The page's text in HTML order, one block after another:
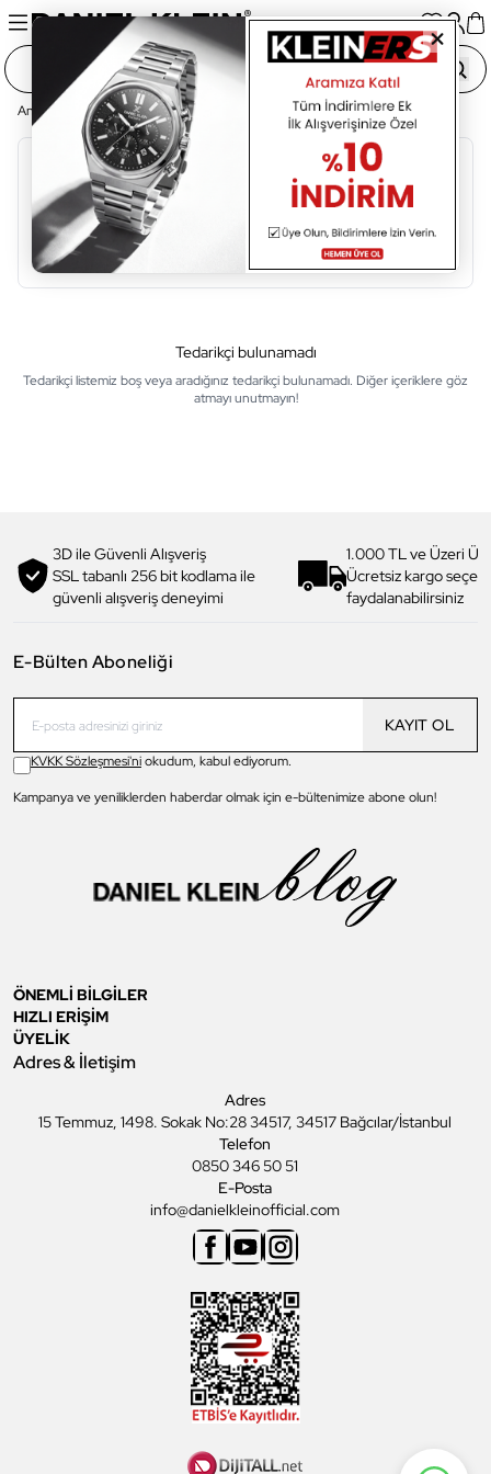
Ana Sayfa Tedarikçi Listesi
Alfabetik Sıralama
A B C F G H I
Tedarikçi bulunamadı
Tedarikçi listemiz boş veya aradığınız tedarikçi bulunamadı. Diğer içeriklere göz
atmayı unutmayın!
3D ile Güvenli Alışveriş
SSL tabanlı 256 bit kodlama ile
güvenli alışveriş deneyimi
1.000 TL ve Üzeri
Ücretsiz kargo
faydalanabilirsiniz
E-Bülten Aboneliği
KAYIT OL
KVKK Sözleşmesi'niokudum, kabul ediyorum.
Kampanya ve yeniliklerden haberdar olmak için e-bültenimize abone olun!
ÖNEMLİ BİLGİLER
HIZLI ERİŞİM
ÜYELİK
Adres & İletişim
Adres
15 Temmuz, 1498. Sokak No:28 34517, 34517 Bağcılar/İstanbul
Telefon
0850 346 50 51
E-Posta
info@danielkleinofficial.com
Facebook
YoutubeInstagram